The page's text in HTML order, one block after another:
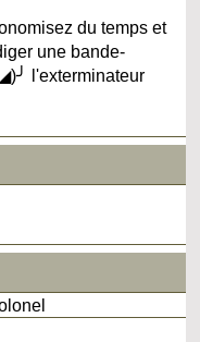
du temps et
une bande-
l'exterminateur